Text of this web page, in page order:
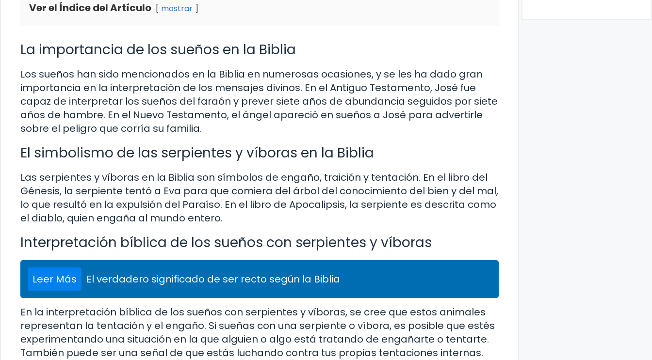
Ver el Índice del Artículo mostrar
La importancia de los sueños en la Biblia
Los sueños han sido mencionados en la Biblia en numerosas ocasiones, y se les ha dado gran
importancia en la interpretación de los mensajes divinos. En el Antiguo Testamento, José fue
capaz de interpretar los sueños del faraón y prever siete años de abundancia seguidos por siete
años de hambre. En el Nuevo Testamento, el ángel apareció en sueños a José para advertirle
sobre el peligro que corría su familia.
El simbolismo de las serpientes y víboras en la Biblia
Las serpientes y víboras en la Biblia son símbolos de engaño, traición y tentación. En el libro del
Génesis, la serpiente tentó a Eva para que comiera del árbol del conocimiento del bien y del mal,
lo que resultó en la expulsión del Paraíso. En el libro de Apocalipsis, la serpiente es descrita como
el diablo, quien engaña al mundo entero.
Interpretación bíblica de los sueños con serpientes y víboras
Leer Más El verdadero significado de ser recto según la Biblia
En la interpretación bíblica de los sueños con serpientes y víboras, se cree que estos animales
representan la tentación y el engaño. Si sueñas con una serpiente o víbora, es posible que estés
experimentando una situación en la que alguien o algo está tratando de engañarte o tentarte.
También puede ser una señal de que estás luchando contra tus propias tentaciones internas.